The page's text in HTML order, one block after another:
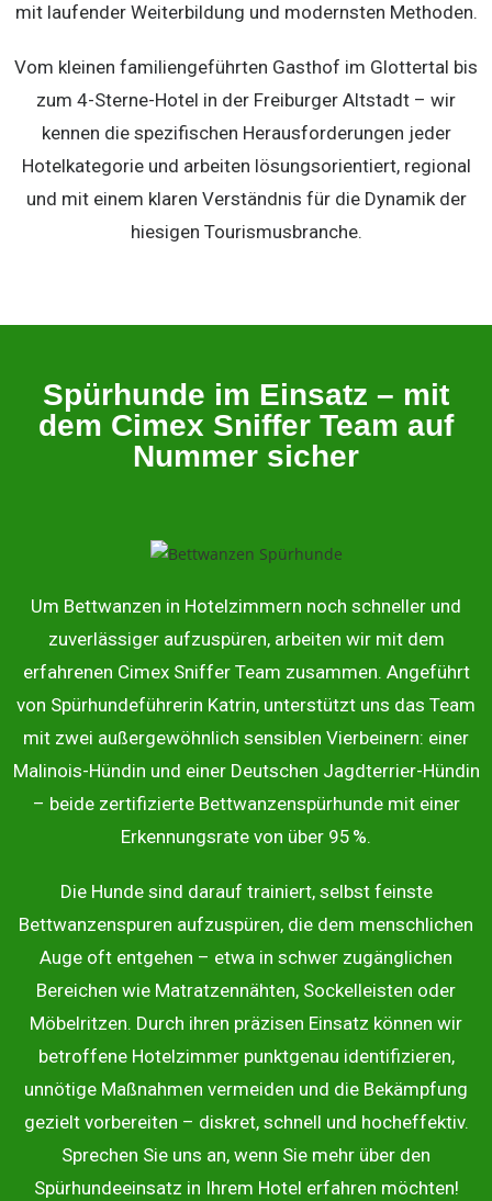
mit laufender Weiterbildung und modernsten Methoden.
Vom kleinen familiengeführten Gasthof im Glottertal bis
zum 4-Sterne-Hotel in der Freiburger Altstadt – wir
kennen die spezifischen Herausforderungen jeder
Hotelkategorie und arbeiten lösungsorientiert, regional
und mit einem klaren Verständnis für die Dynamik der
hiesigen Tourismusbranche.
Spürhunde im Einsatz – mit
dem Cimex Sniffer Team auf
Nummer sicher
Um Bettwanzen in Hotelzimmern noch schneller und
zuverlässiger aufzuspüren, arbeiten wir mit dem
erfahrenen Cimex Sniffer Team zusammen. Angeführt
von Spürhundeführerin Katrin, unterstützt uns das Team
mit zwei außergewöhnlich sensiblen Vierbeinern: einer
Malinois-Hündin und einer Deutschen Jagdterrier-Hündin
– beide zertifizierte Bettwanzenspürhunde mit einer
Erkennungsrate von über 95 %.
Die Hunde sind darauf trainiert, selbst feinste
Bettwanzenspuren aufzuspüren, die dem menschlichen
Auge oft entgehen – etwa in schwer zugänglichen
Bereichen wie Matratzennähten, Sockelleisten oder
Möbelritzen. Durch ihren präzisen Einsatz können wir
betroffene Hotelzimmer punktgenau identifizieren,
unnötige Maßnahmen vermeiden und die Bekämpfung
gezielt vorbereiten – diskret, schnell und hocheffektiv.
Sprechen Sie uns an, wenn Sie mehr über den
Spürhundeeinsatz in Ihrem Hotel erfahren möchten!